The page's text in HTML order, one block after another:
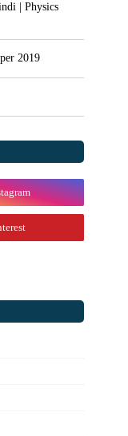
| Physics
2019